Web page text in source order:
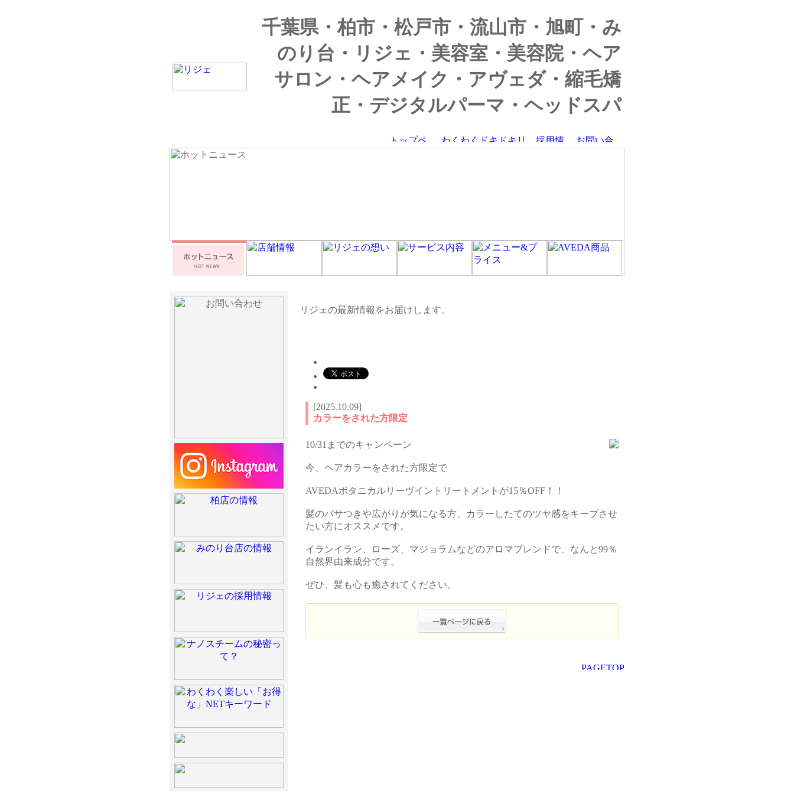
千葉県・柏市・松戸市・流山市・旭町・み
のり台・リジェ・美容室・美容院・ヘア
サロン・ヘアメイク・アヴェダ・縮毛矯
正・デジタルパーマ・ヘッドスパ
[2025.10.09]
カラーをされた方限定
10/31までのキャンペーン
今、ヘアカラーをされた方限定で
AVEDAボタニカルリーヴイントリートメントが15％OFF！！
髪のパサつきや広がりが気になる方、カラーしたてのツヤ感をキープさせ
たい方にオススメです。
イランイラン、ローズ、マジョラムなどのアロマブレンドで、なんと99％
自然界由来成分です。
ぜひ、髪も心も癒されてください。